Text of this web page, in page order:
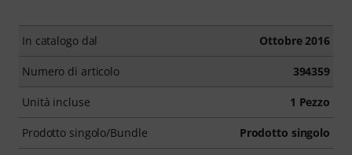
In catalogo dal Ottobre 2016
Numero di articolo 394359
Unità incluse 1 Pezzo
Prodotto singolo/Bundle Prodotto singolo